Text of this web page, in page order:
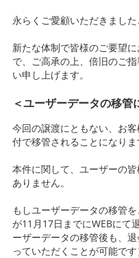
永らくご愛顧いただきまし
新たな体制で皆様のご要望
で、ご高承の上、倍旧のご
い申し上げます。
＜ユーザーデータの移管
今回の譲渡にともない、お
付で移管されることになりま
本件に関して、ユーザーの
ありません。
もしユーザーデータの移管
が11月17日までにWEBにて
ーザーデータの移管後も、
っていただくことが可能です